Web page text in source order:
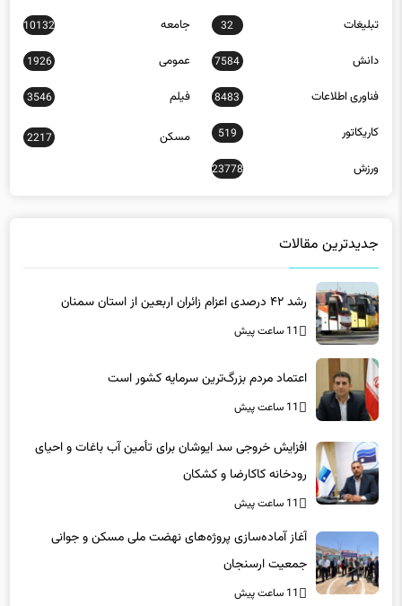
تبلیغات 32 جامعه 10132
دانش 7584 عمومی 1926
فناوری اطلاعات 8483 فیلم 3546
کاریکاتور 519 مسکن 2217
ورزش 23778
جدیدترین مقالات
رشد ۴۲ درصدی اعزام زائران اربعین از استان سمنان
11 ساعت پیش
اعتماد مردم بزرگ‌ترین سرمایه کشور است
11 ساعت پیش
افزایش خروجی سد ایوشان برای تأمین آب باغات و احیای
رودخانه‌ کاکارضا و کشکان
11 ساعت پیش
آغاز آماده‌سازی پروژه‌های نهضت ملی مسکن و جوانی
جمعیت ارسنجان
11 ساعت پیش